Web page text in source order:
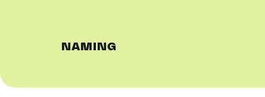
NAMING